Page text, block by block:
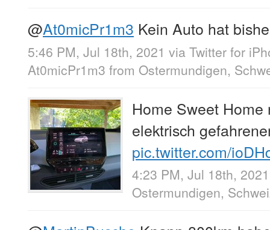
@At0micPr1m3 Kein Auto hat
5:46 PM, Jul 18th, 2021 via Twitter for
At0micPr1m3 from Ostermundigen,
Home Sweet
elektrisch
pic.twitter.com/
4:23 PM, Jul 18th, 2021
Ostermundigen,